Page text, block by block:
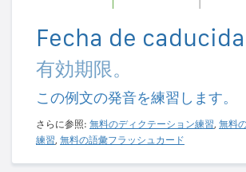
Fecha de
有効期限。
この例文の発音を練習します。
さらに参照: 無料のディクテーション練習, 無料
練習, 無料の語彙フラッシュカード